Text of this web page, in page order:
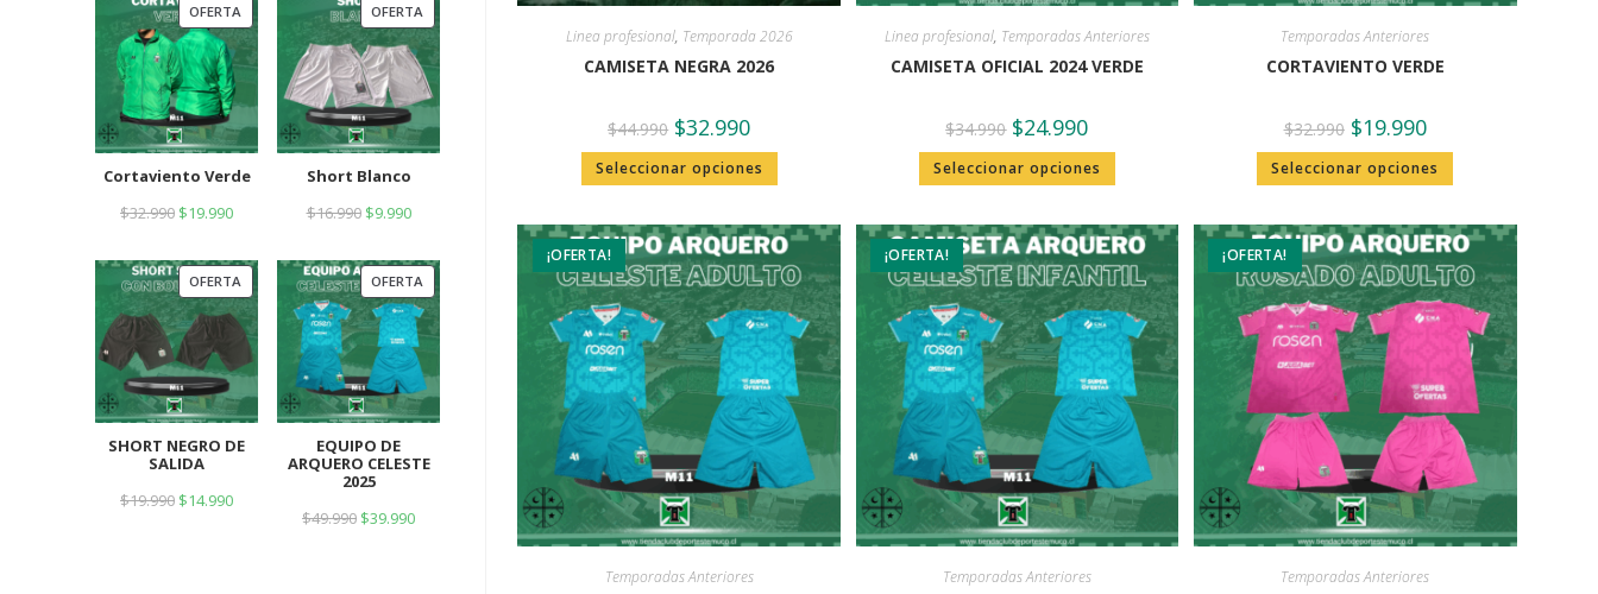
Linea profesional, Temporada 2026
CAMISETA NEGRA 2026
$44.990 $32.990
Seleccionar opciones
Linea profesional, Temporadas Anteriores
CAMISETA OFICIAL 2024 VERDE
$34.990 $24.990
Seleccionar opciones
Temporadas Anteriores
CORTAVIENTO VERDE
$32.990 $19.990
Seleccionar opciones
¡OFERTA!
Temporadas Anteriores
¡OFERTA!
Temporadas Anteriores
¡OFERTA!
Temporadas Anteriores
OFERTA
Cortaviento Verde
$32.990 $19.990
OFERTA
Short Blanco
$16.990 $9.990
OFERTA
SHORT NEGRO DE
SALIDA
$19.990 $14.990
OFERTA
EQUIPO DE
ARQUERO CELESTE
2025
$49.990 $39.990